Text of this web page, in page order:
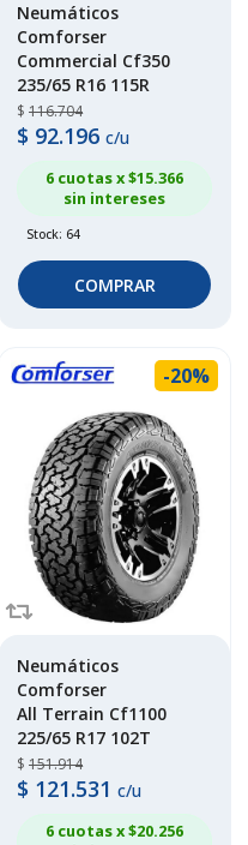
Neumáticos
Comforser
Commercial Cf350
235/65 R16 115R
$ 116.704
$ 92.196 c/u
6 cuotas x $15.366
sin intereses
Stock: 64
COMPRAR
-20%
Neumáticos
Comforser
All Terrain Cf1100
225/65 R17 102T
$ 151.914
$ 121.531 c/u
6 cuotas x $20.256